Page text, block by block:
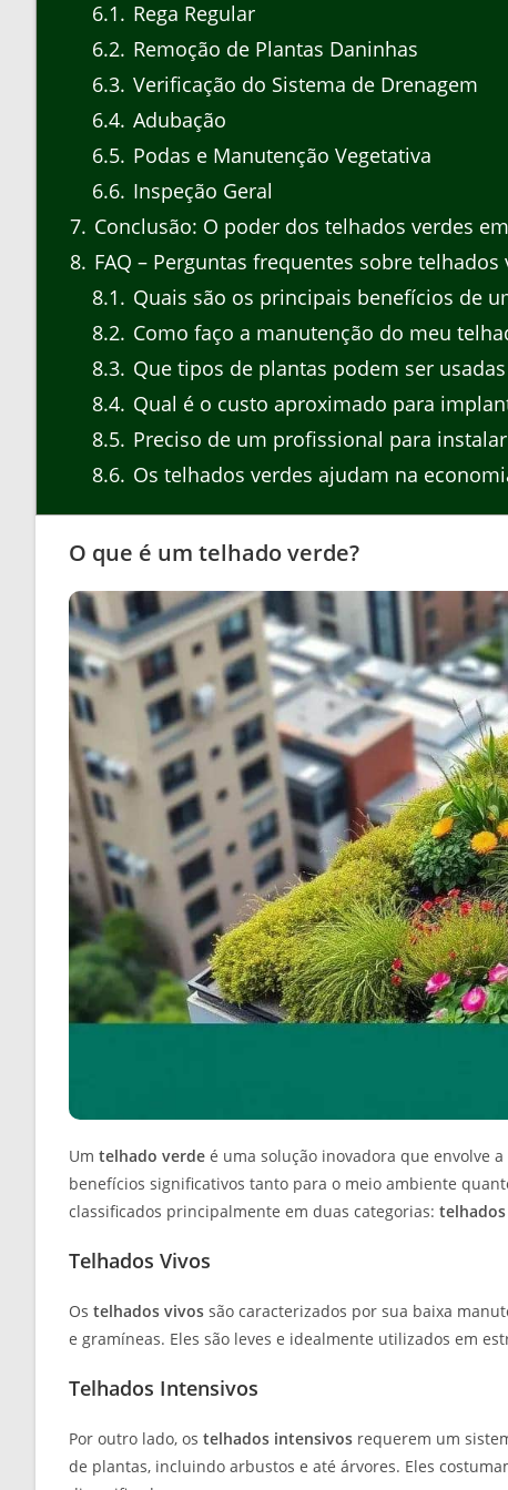
6.1
Rega Regular
6.2 Remoção de Plantas Daninhas
6.3 Verificação do Sistema de Drenagem
6.4 Adubação
6.5 Podas e Manutenção Vegetativa
6.6 Inspeção Geral
7 Conclusão: O poder dos telhados verdes
8 FAQ – Perguntas frequentes sobre telhados
8.1
Quais são os principais benefícios de
8.2 Como faço a manutenção do meu
8.3 Que tipos de plantas podem ser
8.4 Qual é o custo aproximado para
8.5 Preciso de um profissional para
8.6 Os telhados verdes ajudam na
O que é um telhado verde?
Um telhado verde é uma solução inovadora que envolve
benefícios significativos tanto para o meio ambiente
classificados principalmente em duas categorias:
Telhados Vivos
Os telhados vivos são caracterizados por sua baixa
e gramíneas. Eles são leves e idealmente utilizados em
Telhados Intensivos
Por outro lado, os telhados intensivos requerem um
de plantas, incluindo arbustos e até árvores. Eles